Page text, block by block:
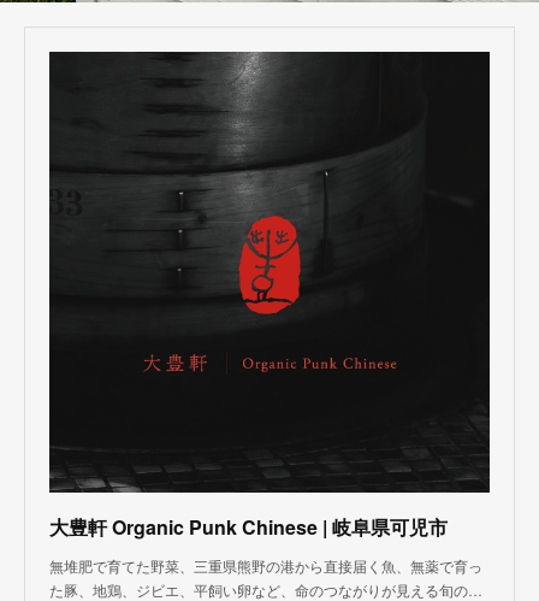
大豊軒 Organic Punk Chinese | 岐阜県可児市
無堆肥で育てた野菜、三重県熊野の港から直接届く魚、無薬で育っ
た豚、地鶏、ジビエ、平飼い卵など、命のつながりが見える旬の…